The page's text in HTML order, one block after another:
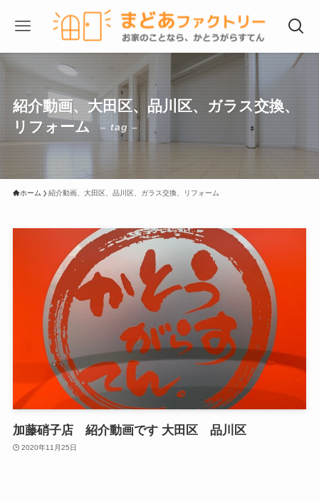
紹介動画、大田区、品川区、ガラス交換、
リフォーム
– tag –
ホーム 紹介動画、大田区、品川区、ガラス交換、リフォーム
加藤硝子店 紹介動画です 大田区 品川区
2020年11月25日